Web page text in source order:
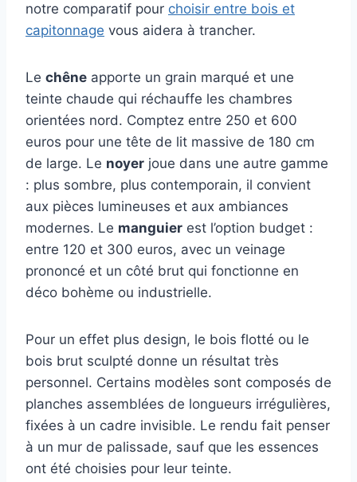
notre comparatif pour choisir entre bois et
capitonnage vous aidera à trancher.
Le chêne apporte un grain marqué et une
teinte chaude qui réchauffe les chambres
orientées nord. Comptez entre 250 et 600
euros pour une tête de lit massive de 180 cm
de large. Le noyer joue dans une autre gamme
: plus sombre, plus contemporain, il convient
aux pièces lumineuses et aux ambiances
modernes. Le manguier est l’option budget :
entre 120 et 300 euros, avec un veinage
prononcé et un côté brut qui fonctionne en
déco bohème ou industrielle.
Pour un effet plus design, le bois flotté ou le
bois brut sculpté donne un résultat très
personnel. Certains modèles sont composés de
planches assemblées de longueurs irrégulières,
fixées à un cadre invisible. Le rendu fait penser
à un mur de palissade, sauf que les essences
ont été choisies pour leur teinte.